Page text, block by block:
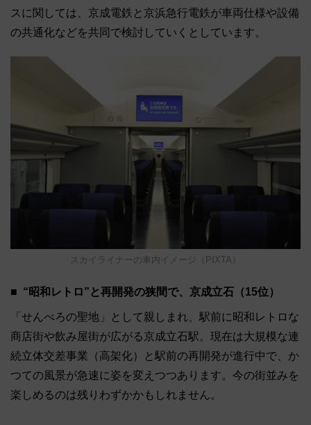
スに関しては、京成電鉄と京浜急行電鉄が車両仕様や設備
の共通化などを共同で検討していくとしています。
スカイライナーの車内イメージ（PIXTA）
“昭和レトロ”と再開発の狭間で、京成立石（15位）
「せんべろの聖地」として親しまれ、駅前に昭和レトロな
商店街や飲み屋街が広がる京成立石駅。現在は大規模な連
続立体交差事業（高架化）と駅前の再開発が進行中で、か
つての風景が急速に姿を変えつつあります。今の街並みを
楽しめるのは残りわずかかもしれません。